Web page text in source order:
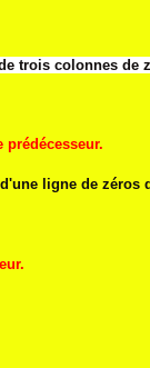
trois colonnes de
ligne de zéros